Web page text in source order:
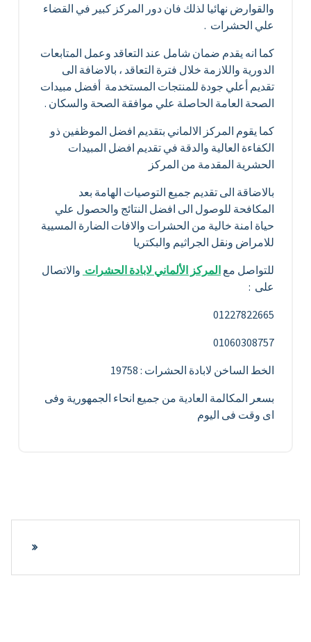
والقوارض نهائيا لذلك فان دور المركز كبير في القضاء
علي الحشرات .
كما انه يقدم ضمان شامل عند التعاقد وعمل المتابعات
الدورية واللازمة خلال فترة التعاقد ، بالاضافة الى
تقديم أعلي جودة للمنتجات المستخدمة أفضل مبيدات
الصحة العامة الحاصلة علي موافقة الصحة والسكان .
كما يقوم المركز الالماني بتقديم افضل الموظفين ذو
الكفاءة العالية والدقة في تقديم افضل المبيدات
الحشرية المقدمة من المركز
بالاضاقة الى تقديم جميع التوصيات الهامة بعد
المكافحة للوصول الى افضل النتائج والحصول علي
حياة امنة خالية من الحشرات والافات الضارة المسيية
للامراض ونقل الجراثيم والبكتريا
للتواصل معالمركز الألماني لابادة الحشراتوالاتصال
على :
01227822665
01060308757
الخط الساخن لابادة الحشرات : 19758
بسعر المكالمة العادية من جميع انحاء الجمهورية وفى
اى وقت فى اليوم